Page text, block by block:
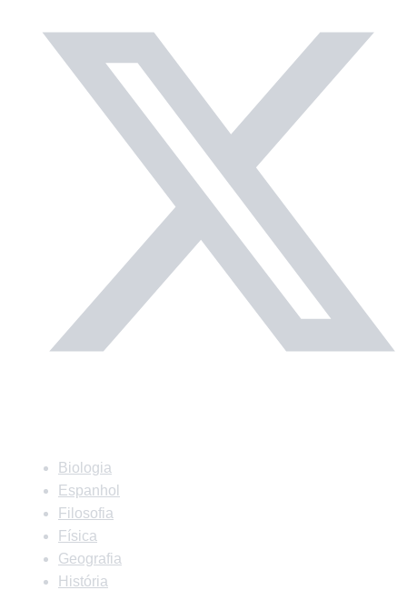
Biologia
Espanhol
Filosofia
Física
Geografia
História